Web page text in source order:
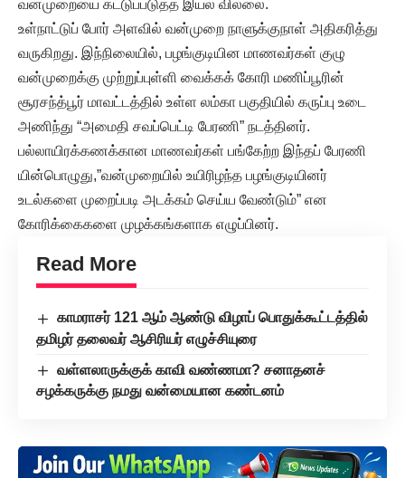
வன்முறையை கட்டுப்படுத்த இயல வில்லை.
உள்நாட்டுப் போர் அளவில் வன்முறை நாளுக்குநாள் அதிகரித்து
வருகிறது. இந்நிலையில், பழங்குடியின மாணவர்கள் குழு
வன்முறைக்கு முற்றுப்புள்ளி வைக்கக் கோரி மணிப்பூரின்
சூரசந்த்பூர் மாவட்டத்தில் உள்ள லம்கா பகுதியில் கருப்பு உடை
அணிந்து “அமைதி சவப்பெட்டி பேரணி” நடத்தினர்.
பல்லாயிரக்கணக்கான மாணவர்கள் பங்கேற்ற இந்தப் பேரணி
யின்பொழுது,”வன்முறையில் உயிரிழந்த பழங்குடியினர்
உடல்களை முறைப்படி அடக்கம் செய்ய வேண்டும்” என
கோரிக்கைகளை முழக்கங்களாக எழுப்பினர்.
Read More
காமராசர் 121 ஆம் ஆண்டு விழாப் பொதுக்கூட்டத்தில்
தமிழர் தலைவர் ஆசிரியர் எழுச்சியுரை
வள்ளலாருக்குக் காவி வண்ணமா? சனாதனச்
சழக்கருக்கு நமது வன்மையான கண்டனம்